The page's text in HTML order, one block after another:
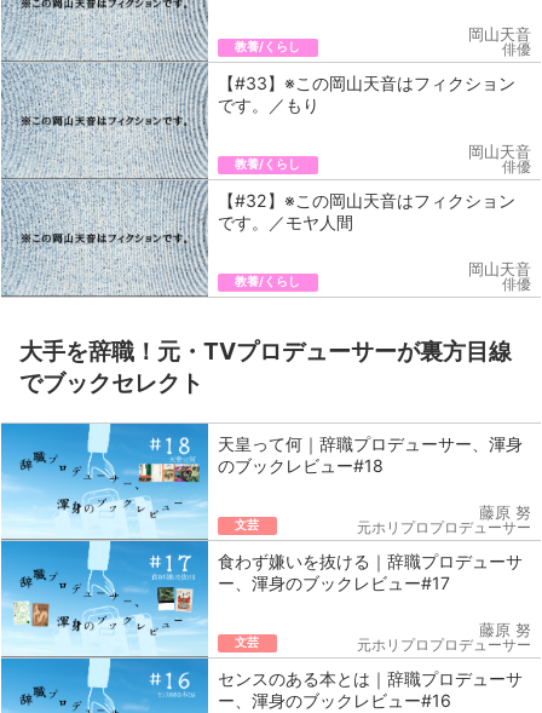
教養/くらし
岡山天音
俳優
【#33】※この岡山天音はフィクション
です。／もり
教養/くらし
岡山天音
俳優
【#32】※この岡山天音はフィクション
です。／モヤ人間
教養/くらし
岡山天音
俳優
大手を辞職！元・TVプロデューサーが裏方目線
でブックセレクト
天皇って何｜辞職プロデューサー、渾身
のブックレビュー#18
文芸
藤原 努
元ホリプロプロデューサー
食わず嫌いを抜ける｜辞職プロデューサ
ー、渾身のブックレビュー#17
文芸
藤原 努
元ホリプロプロデューサー
センスのある本とは｜辞職プロデューサ
ー、渾身のブックレビュー#16